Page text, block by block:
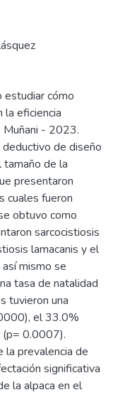
cómo
la eficiencia
Muñani - 2023.
de diseño
de la
presentaron
cuales fueron
obtuvo como
sarcocistiosis
lamacanis y el
mismo se
tasa de natalidad
tuvieron una
el 33.0%
(p= 0.0007).
la prevalencia de
significativa
la alpaca en el